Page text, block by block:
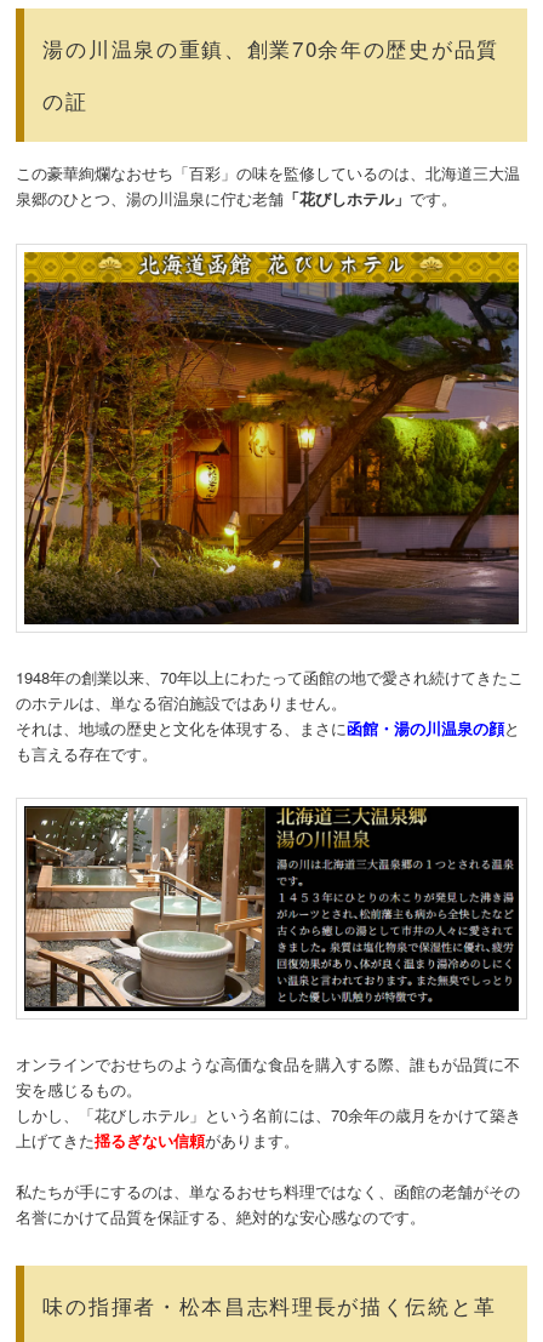
湯の川温泉の重鎮、創業70余年の歴史が品質
の証
この豪華絢爛なおせち「百彩」の味を監修しているのは、北海道三大温
泉郷のひとつ、湯の川温泉に佇む老舗 「花びしホテル」です。
1948年の創業以来、70年以上にわたって函館の地で愛され続けてきたこ
のホテルは、単なる宿泊施設ではありません。
それは、地域の歴史と文化を体現する、まさに函館・湯の川温泉の顔と
も言える存在です。
オンラインでおせちのような高価な食品を購入する際、誰もが品質に不
安を感じるもの。
しかし、「花びしホテル」という名前には、70余年の歳月をかけて築き
上げてきた揺るぎない信頼があります。
私たちが手にするのは、単なるおせち料理ではなく、函館の老舗がその
名誉にかけて品質を保証する、絶対的な安心感なのです。
味の指揮者・松本昌志料理長が描く伝統と革